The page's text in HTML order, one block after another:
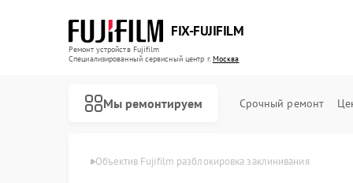
FIX-FUJIFILM
Ремонт устройств Fujifilm
Специализированный cервисный центр г.Москва
Мы ремонтируем Срочный ремонт
Fujifilm в Москве Объектив Fujifilm разблокировка заклинивания